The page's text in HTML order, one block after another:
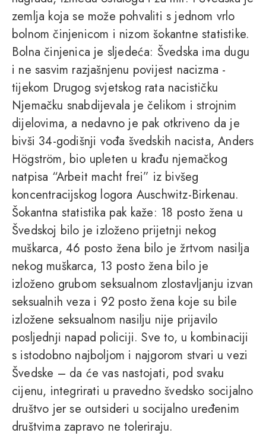
zemlja koja se može pohvaliti s jednom vrlo
bolnom činjenicom i nizom šokantne statistike.
Bolna činjenica je sljedeća: Švedska ima dugu
i ne sasvim razjašnjenu povijest nacizma -
tijekom Drugog svjetskog rata nacističku
Njemačku snabdijevala je čelikom i strojnim
dijelovima, a nedavno je pak otkriveno da je
bivši 34-godišnji vođa švedskih nacista, Anders
Högström, bio upleten u krađu njemačkog
natpisa “Arbeit macht frei” iz bivšeg
koncentracijskog logora Auschwitz-Birkenau.
Šokantna statistika pak kaže: 18 posto žena u
Švedskoj bilo je izloženo prijetnji nekog
muškarca, 46 posto žena bilo je žrtvom nasilja
nekog muškarca, 13 posto žena bilo je
izloženo grubom seksualnom zlostavljanju izvan
seksualnih veza i 92 posto žena koje su bile
izložene seksualnom nasilju nije prijavilo
posljednji napad policiji. Sve to, u kombinaciji
s istodobno najboljom i najgorom stvari u vezi
Švedske – da će vas nastojati, pod svaku
cijenu, integrirati u pravedno švedsko socijalno
društvo jer se outsideri u socijalno uređenim
društvima zapravo ne toleriraju.